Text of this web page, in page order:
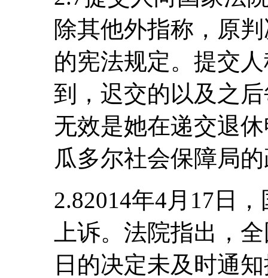
除其他外指称，原
的宪法规定。提交
到，迟交的以及之
无效是她在递交退
瓜多尔社会保障局
2.82014年4月17日
上诉。法院指出，
日的决定未及时通